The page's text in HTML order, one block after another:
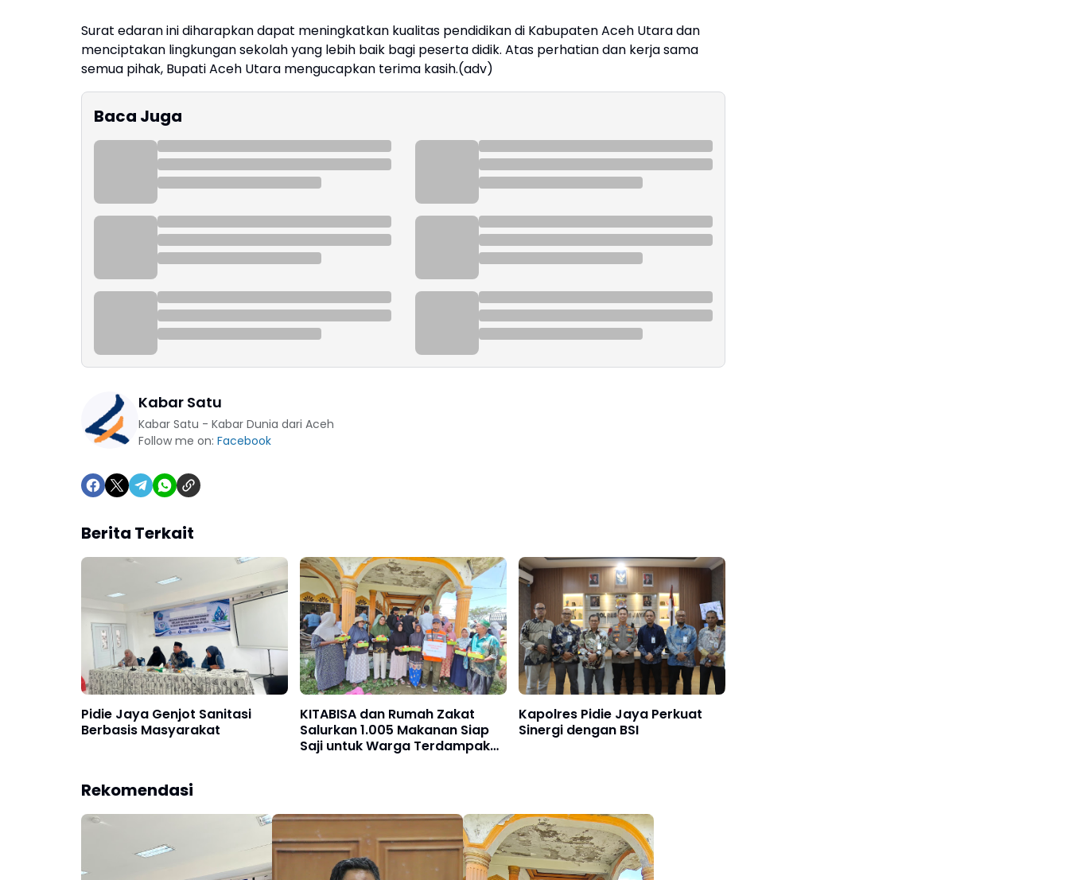
Surat edaran ini diharapkan dapat meningkatkan kualitas pendidikan di Kabupaten Aceh Utara dan
menciptakan lingkungan sekolah yang lebih baik bagi peserta didik. Atas perhatian dan kerja sama
semua pihak, Bupati Aceh Utara mengucapkan terima kasih.(adv)
Baca Juga
Kabar Satu
Kabar Satu - Kabar Dunia dari Aceh
Follow me on: Facebook
Berita Terkait
Pidie Jaya Genjot Sanitasi
Berbasis Masyarakat
KITABISA dan Rumah Zakat
Salurkan 1.005 Makanan Siap
Saji untuk Warga Terdampak
Kapolres Pidie Jaya Perkuat
Sinergi dengan BSI
Rekomendasi